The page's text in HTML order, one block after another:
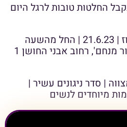
החלטות טובות לרגל היום
יום רביעי, ערב ג' בתמוז | 21.6.23 | החל מהשעה
20:00 בבית הכנסת 'אור מנחם', רחוב אבני החושן 1
| סדר ניגונים עשיר |
מיוחדים לנשים